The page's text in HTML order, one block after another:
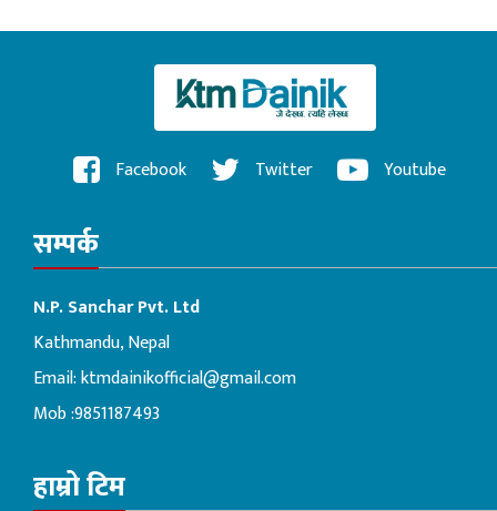
Facebook Twitter Youtube
सम्पर्क
N.P. Sanchar Pvt. Ltd
Kathmandu, Nepal
Email:ktmdainikofficial@gmail.com
Mob :9851187493
हाम्रो टिम